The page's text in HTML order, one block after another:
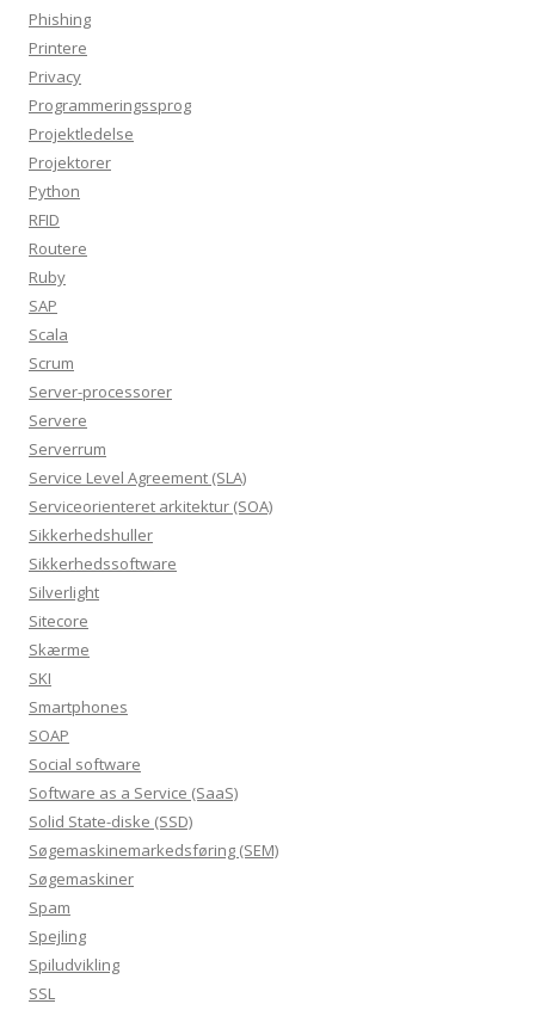
Phishing
Printere
Privacy
Programmeringssprog
Projektledelse
Projektorer
Python
RFID
Routere
Ruby
SAP
Scala
Scrum
Server-processorer
Servere
Serverrum
Service Level Agreement (SLA)
Serviceorienteret arkitektur (SOA)
Sikkerhedshuller
Sikkerhedssoftware
Silverlight
Sitecore
Skærme
SKI
Smartphones
SOAP
Social software
Software as a Service (SaaS)
Solid State-diske (SSD)
Søgemaskinemarkedsføring (SEM)
Søgemaskiner
Spam
Spejling
Spiludvikling
SSL